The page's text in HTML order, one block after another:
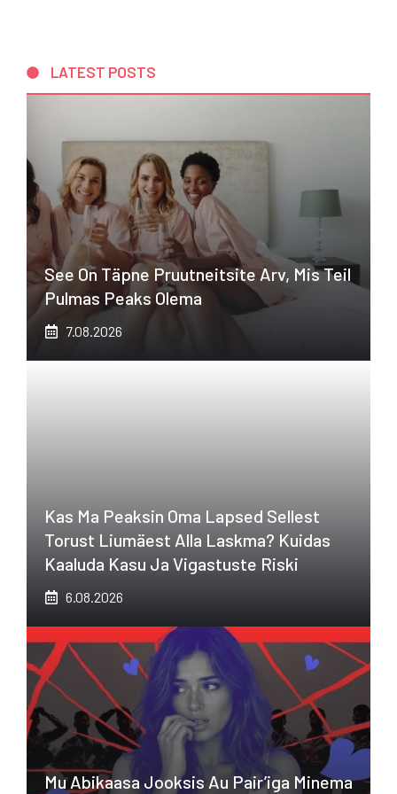
LATEST POSTS
See On Täpne Pruutneitsite Arv, Mis Teil
Pulmas Peaks Olema
7.08.2026
Kas Ma Peaksin Oma Lapsed Sellest
Torust Liumäest Alla Laskma? Kuidas
Kaaluda Kasu Ja Vigastuste Riski
6.08.2026
Mu Abikaasa Jooksis Au Pair’iga Minema